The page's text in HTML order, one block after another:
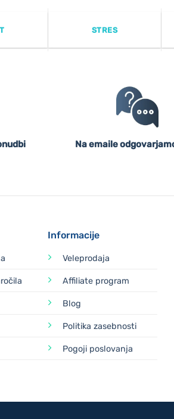
STRES
Na emaile
Informacije
Veleprodaja
Affiliate program
Blog
Politika zasebnosti
Pogoji poslovanja